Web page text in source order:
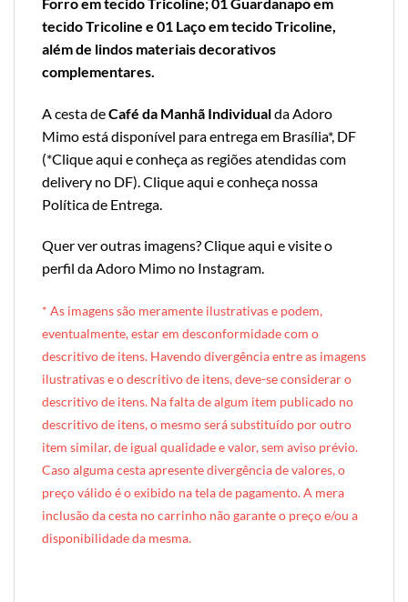
tecido Tricoline e 01 Laço em tecido Tricoline,
além de lindos materiais decorativos
complementares.
A cesta deCafé da Manhã Individualda Adoro
Mimo está disponível para entrega em Brasília*, DF
(*Clique aqui e conheça as regiões atendidas com
delivery no DF). Clique aqui e conheça nossa
Política de Entrega
Quer ver outras imagens?Clique aqui e visite o
perfil da Adoro Mimo no Instagram.
* As imagens são meramente ilustrativas e podem,
eventualmente, estar em desconformidade com o
descritivo de itens. Havendo divergência entre as imagens
ilustrativas e o descritivo de itens, deve-se considerar o
descritivo de itens. Na falta de algum item publicado no
descritivo de itens, o mesmo será substituído por outro
item similar, de igual qualidade e valor, sem aviso prévio.
Caso alguma cesta apresente divergência de valores, o
preço válido é o exibido na tela de pagamento. A mera
inclusão da cesta no carrinho não garante o preço e/ou a
disponibilidade da mesma.